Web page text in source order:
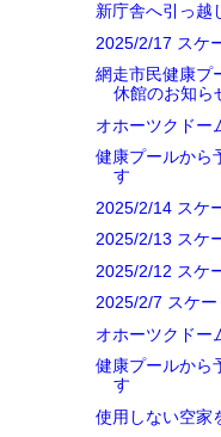
新庁舎へ引っ越
2025/2/17 スケ
網走市民健康
休館のお知ら
オホーツクドー
健康プールから
す
2025/2/14 スケ
2025/2/13 スケ
2025/2/12 スケ
2025/2/7 スケ
オホーツクドー
健康プールから
す
使用しない空家